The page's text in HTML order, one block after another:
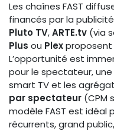
Les chaînes FAST
financés par la
Pluto TV,ARTE.tv (via
Plus ou Plexproposent
L’opportunité est
pour le spectateur,
smart TV et les
par spectateur (CPM
modèle FAST est idéal
récurrents, grand